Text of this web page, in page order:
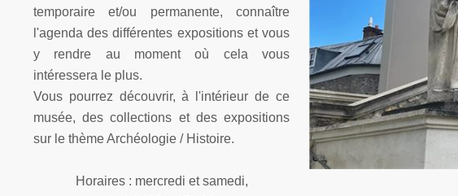
temporaire et/ou permanente, connaître
l'agenda des différentes expositions et vous
y rendre au moment où cela vous
intéressera le plus.
Vous pourrez découvrir, à l'intérieur de ce
musée, des collections et des expositions
sur le thème Archéologie / Histoire.
Horaires : mercredi et samedi,